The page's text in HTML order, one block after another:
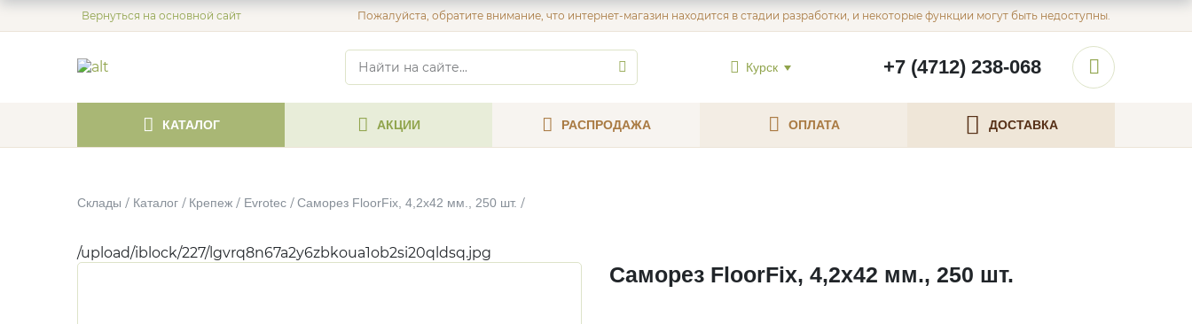
Вернуться на основной сайт Пожалуйста, обратите внимание, что интернет-магазин находится в стадии разработки, и некоторые функции могут быть недоступны.
Курск +7 (4712) 238-068
КАТАЛОГ АКЦИИ РАСПРОДАЖА ОПЛАТА ДОСТАВКА
Склады Каталог Крепеж Evrotec Саморез FloorFix, 4,2х42 мм., 250 шт.
/upload/iblock/227/lgvrq8n67a2y6zbkoua1ob2si20qldsq.jpg
Саморез FloorFix, 4,2х42 мм., 250 шт.